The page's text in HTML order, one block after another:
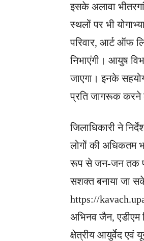
इसके अलावा
स्थलों पर भी
परिवार, आर्ट ऑफ
निभाएंगी। आयुष
जाएगा। इनके
प्रति जागरूक करने
जिलाधिकारी ने
लोगों की अधिकतम
रूप से जन-जन तक
सशक्त बनाया जा
https://
अभिनव जैन, एडीएम
क्षेत्रीय आयुर्वेद एवं